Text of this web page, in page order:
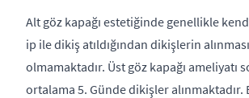
Alt göz kapağı estetiğinde genellikle
ip ile dikiş atıldığından dikişlerin
olmamaktadır. Üst göz kapağı ameliyatı
ortalama 5. Günde dikişler alınmaktadır.